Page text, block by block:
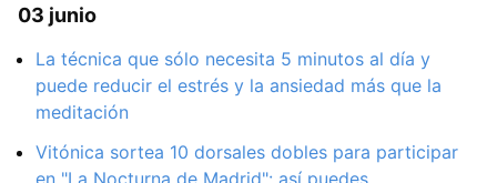
03 junio
La técnica que sólo necesita 5 minutos al día y
puede reducir el estrés y la ansiedad más que la
meditación
Vitónica sortea 10 dorsales dobles para participar
en "La Nocturna de Madrid": así puedes